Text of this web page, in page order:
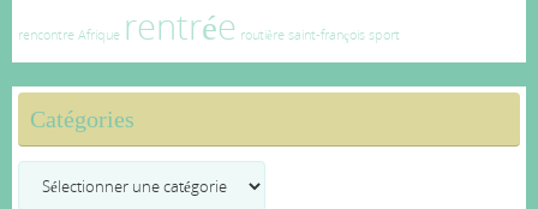
rencontre Afrique rentrée routière saint-françois sport
Catégories